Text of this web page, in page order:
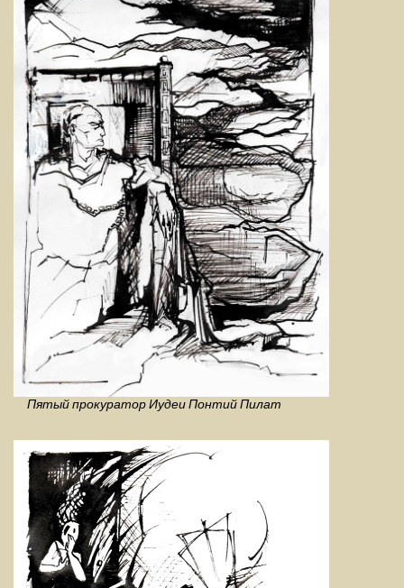
Пятый прокуратор Иудеи Понтий Пилат